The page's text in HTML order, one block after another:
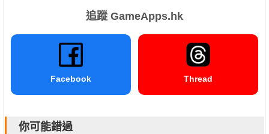
追蹤 GameApps.hk
Facebook Thread
你可能錯過